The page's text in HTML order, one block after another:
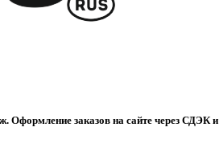
Оформление заказов на сайте через СДЭК